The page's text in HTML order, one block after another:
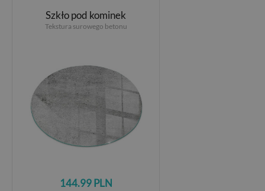
Szkło pod kominek
Tekstura surowego betonu
144.99 PLN